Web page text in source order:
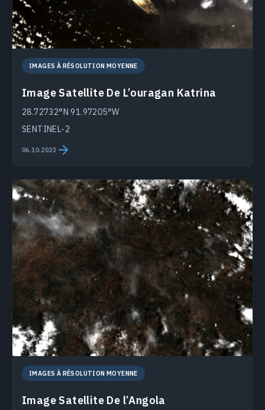
IMAGES À RÉSOLUTION MOYENNE
Image Satellite De L’ouragan Katrina
28.72732°N 91.97205°W
SENTINEL-2
06.10.2023
IMAGES À RÉSOLUTION MOYENNE
Image Satellite De l’Angola